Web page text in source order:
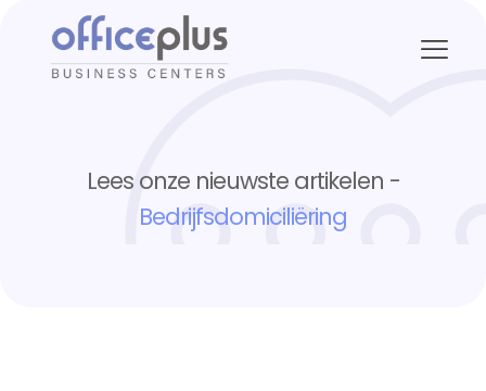
Lees onze nieuwste artikelen -
Bedrijfsdomiciliëring